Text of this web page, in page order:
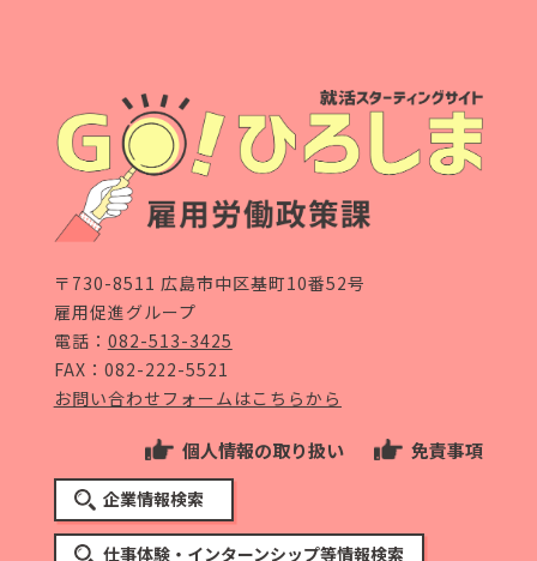
〒730-8511 広島市中区基町10番52号
雇用促進グループ
電話： 082-513-3425
FAX：082-222-5521
お問い合わせフォームはこちらから
個人情報の取り扱い 免責事項
企業情報検索
仕事体験・インターンシップ等情報検索